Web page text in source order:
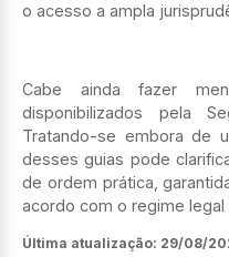
o acesso a ampla
Cabe ainda fazer
disponibilizados pela
Tratando-se embora de
desses guias pode
de ordem prática,
acordo com o regime legal
Última atualização: 29/08/